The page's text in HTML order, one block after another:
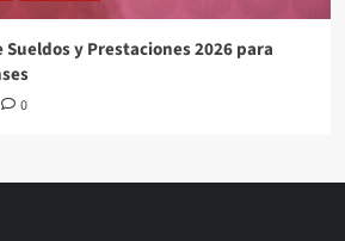
y Prestaciones 2026 para
0